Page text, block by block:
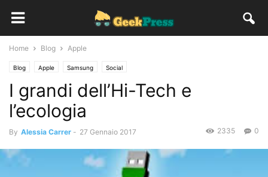
Home Blog Apple
Blog Apple Samsung Social
I grandi dell’Hi-Tech e
l’ecologia
By Alessia Carrer - 27 Gennaio 2017 0
2335